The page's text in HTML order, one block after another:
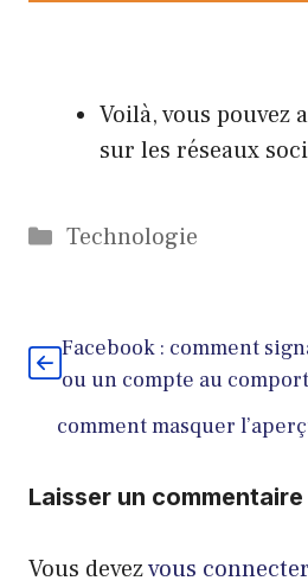
Voilà, vous pouvez
sur les réseaux
Catégories
Technologie
Facebook : comment
ou un compte au
comment masquer
Laisser un commentaire
Vous devezvous connecter